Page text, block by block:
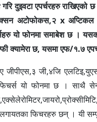
दुइवटा एपर्चरहरु राखिएको छ
अटोफोकस,२ x
यो फोनमा समाबेश छ ।
क्यामेरा छ, यसमा एफ/१.७
जीपीएस,३ जी,४जि
यो फोनमा छ । साथै
फिचरहरु छन् । यी